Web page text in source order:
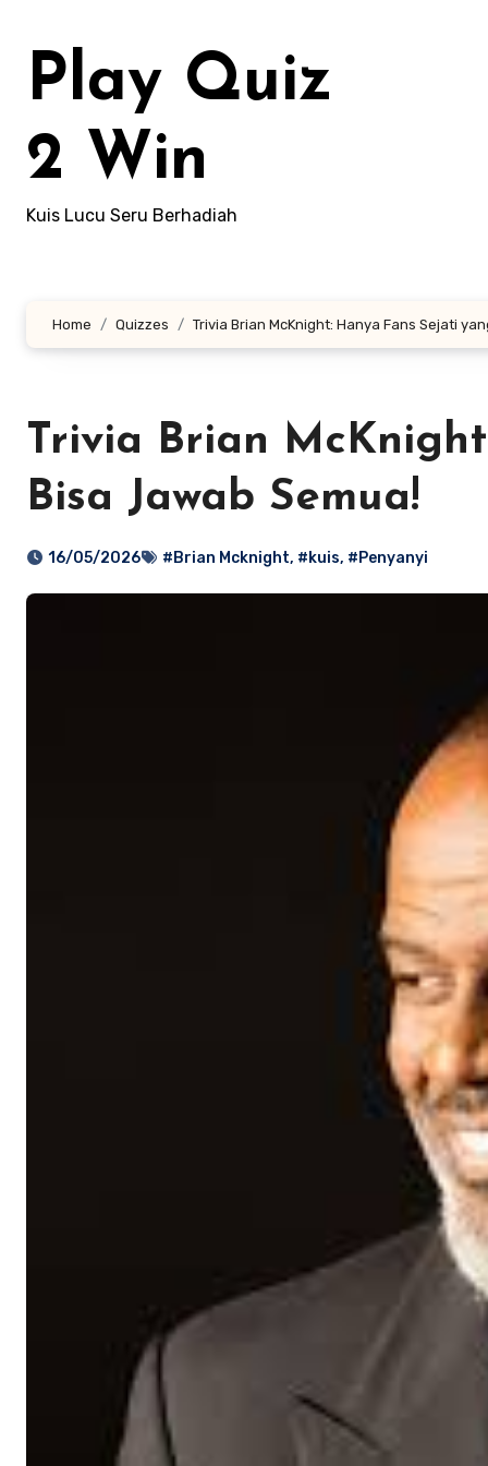
kontenPlay Quiz
2 Win
Kuis Lucu Seru Berhadiah
Home Quizzes Trivia Brian McKnight: Hanya Fans Sejati
Trivia Brian
Bisa Jawab Semua!
16/05/2026 #Brian Mcknight, #kuis, #Penyanyi